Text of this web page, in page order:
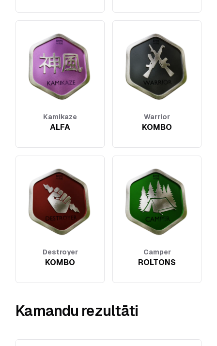
Kamikaze
ALFA
Warrior
KOMBO
Destroyer
KOMBO
Camper
ROLTONS
Kamandu rezultāti